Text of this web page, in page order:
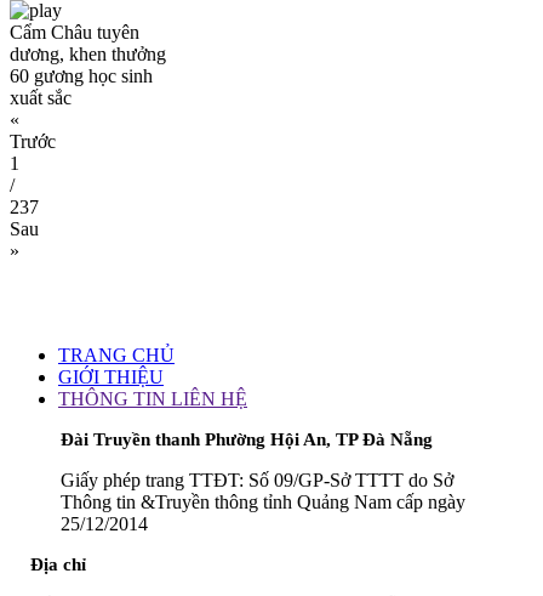
Cẩm Châu tuyên
dương, khen thưởng
60 gương học sinh
xuất sắc
«
Trước
1
/
237
Sau
»
TRANG CHỦ
GIỚI THIỆU
THÔNG TIN LIÊN HỆ
Đài Truyền thanh Phường Hội An, TP Đà Nẵng
Giấy phép trang TTĐT: Số 09/GP-Sở TTTT do Sở
Thông tin &Truyền thông tỉnh Quảng Nam cấp ngày
25/12/2014
Địa chỉ